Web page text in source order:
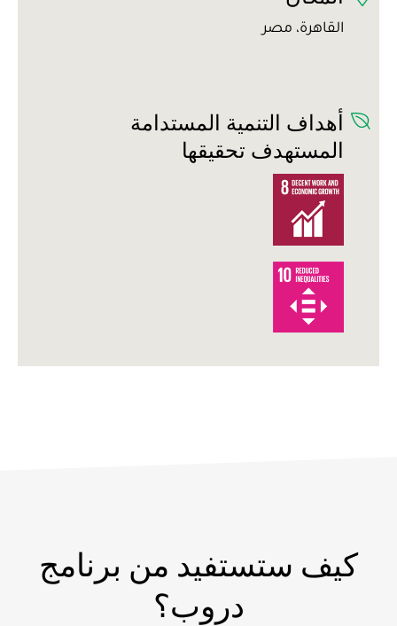
القاهرة، مصر
أهداف التنمية المستدامة
المستهدف تحقيقها
كيف ستستفيد من برنامج
دروب؟